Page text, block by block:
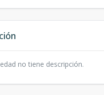
no tiene descripción.